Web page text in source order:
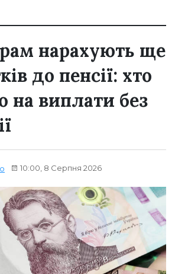
нарахують ще
до пенсії: хто
на виплати без
10:00, 8 Серпня 2026